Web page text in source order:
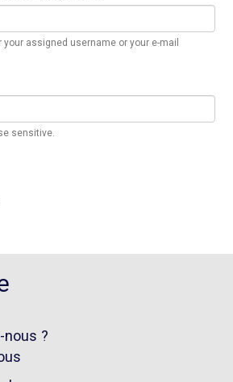
assigned username or your e-mail
sensitive.
nous ?